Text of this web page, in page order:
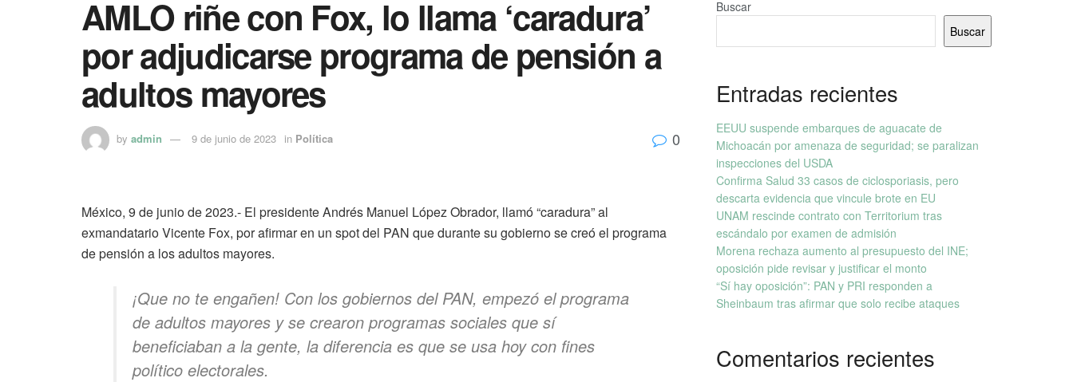
AMLO riñe con Fox, lo llama ‘caradura’
por adjudicarse programa de pensión a
adultos mayores
by admin 9 de junio de 2023 in Política 0
México, 9 de junio de 2023.- El presidente Andrés Manuel López Obrador, llamó “caradura” al
exmandatario Vicente Fox, por afirmar en un spot del PAN que durante su gobierno se creó el programa
de pensión a los adultos mayores.
¡Que no te engañen! Con los gobiernos del PAN, empezó el programa
de adultos mayores y se crearon programas sociales que sí
beneficiaban a la gente, la diferencia es que se usa hoy con fines
político electorales.
Buscar
Buscar
Entradas recientes
EEUU suspende embarques de aguacate de
Michoacán por amenaza de seguridad; se paralizan
inspecciones del USDA
Confirma Salud 33 casos de ciclosporiasis, pero
descarta evidencia que vincule brote en EU
UNAM rescinde contrato con Territorium tras
escándalo por examen de admisión
Morena rechaza aumento al presupuesto del INE;
oposición pide revisar y justificar el monto
“Sí hay oposición”: PAN y PRI responden a
Sheinbaum tras afirmar que solo recibe ataques
Comentarios recientes